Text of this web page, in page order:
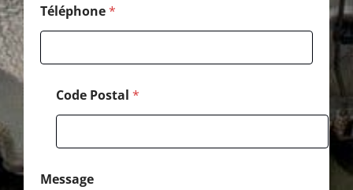
l
Téléphone*
Code Postal *
Message